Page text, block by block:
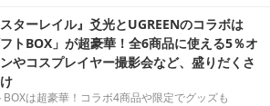
スターレイル』爻光とUGREENのコラボは
フトBOX」が超豪華！全6商品に使える5％オ
やコスプレイヤー撮影会など、盛りだくさ
は超豪華！コラボ4商品や限定でグッズも